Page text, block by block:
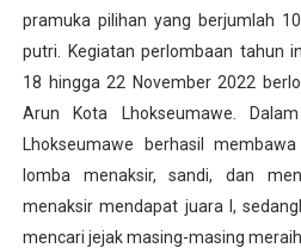
pramuka pilihan yang berjumlah
putri. Kegiatan perlombaan tahun
18 hingga 22 November 2022
Arun Kota Lhokseumawe.
Lhokseumawe berhasil
lomba menaksir, sandi, dan
menaksir mendapat juara I,
mencari jejak masing-masing meraih